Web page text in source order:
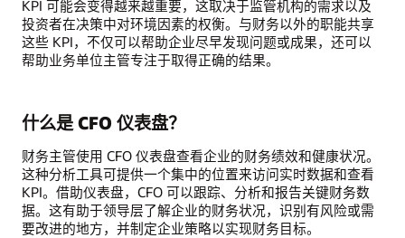
KPI 可能会变得越来越重要，这取决于监管机构的需求以及
投资者在决策中对环境因素的权衡。与财务以外的职能共享
这些 KPI，不仅可以帮助企业尽早发现问题或成果，还可以
帮助业务单位主管专注于取得正确的结果。
什么是 CFO 仪表盘？
财务主管使用 CFO 仪表盘查看企业的财务绩效和健康状况。
这种分析工具可提供一个集中的位置来访问实时数据和查看
KPI。借助仪表盘，CFO 可以跟踪、分析和报告关键财务数
据。这有助于领导层了解企业的财务状况，识别有风险或需
要改进的地方，并制定企业策略以实现财务目标。